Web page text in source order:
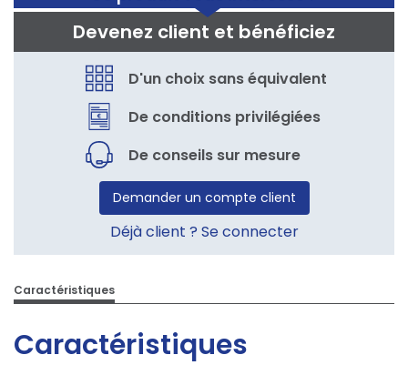
Devenez client et bénéficiez
D'un choix sans équivalent
De conditions privilégiées
De conseils sur mesure
Demander un compte client
Déjà client ? Se connecter
Caractéristiques
Caractéristiques